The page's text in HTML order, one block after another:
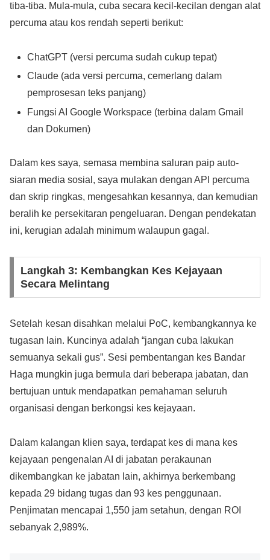
tiba-tiba. Mula-mula, cuba secara kecil-kecilan dengan alat
percuma atau kos rendah seperti berikut:
ChatGPT (versi percuma sudah cukup tepat)
Claude (ada versi percuma, cemerlang dalam
pemprosesan teks panjang)
Fungsi AI Google Workspace (terbina dalam Gmail
dan Dokumen)
Dalam kes saya, semasa membina saluran paip auto-
siaran media sosial, saya mulakan dengan API percuma
dan skrip ringkas, mengesahkan kesannya, dan kemudian
beralih ke persekitaran pengeluaran. Dengan pendekatan
ini, kerugian adalah minimum walaupun gagal.
Langkah 3: Kembangkan Kes Kejayaan
Secara Melintang
Setelah kesan disahkan melalui PoC, kembangkannya ke
tugasan lain. Kuncinya adalah “jangan cuba lakukan
semuanya sekali gus”. Sesi pembentangan kes Bandar
Haga mungkin juga bermula dari beberapa jabatan, dan
bertujuan untuk mendapatkan pemahaman seluruh
organisasi dengan berkongsi kes kejayaan.
Dalam kalangan klien saya, terdapat kes di mana kes
kejayaan pengenalan AI di jabatan perakaunan
dikembangkan ke jabatan lain, akhirnya berkembang
kepada 29 bidang tugas dan 93 kes penggunaan.
Penjimatan mencapai 1,550 jam setahun, dengan ROI
sebanyak 2,989%.